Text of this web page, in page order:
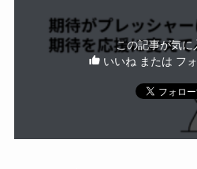
この記事が気に
いいね または フ